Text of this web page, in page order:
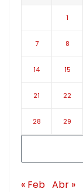
1
7 8
14 15
21 22
28 29
« Feb Abr »